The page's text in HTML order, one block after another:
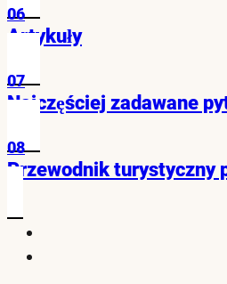
06
Artykuły
07
Najczęściej zadawane
08
Przewodnik turystyczny